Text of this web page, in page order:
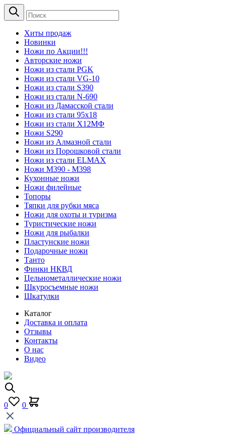
Хиты продаж
Новинки
Ножи по Акции!!!
Авторские ножи
Ножи из стали PGK
Ножи из стали VG-10
Ножи из стали S390
Ножи из стали N-690
Ножи из Дамасской стали
Ножи из стали 95х18
Ножи из стали Х12МФ
Ножи S290
Ножи из Алмазной стали
Ножи из Порошковой стали
Ножи из стали ELMAX
Ножи М390 - М398
Кухонные ножи
Ножи филейные
Топоры
Тяпки для рубки мяса
Ножи для охоты и туризма
Туристические ножи
Ножи для рыбалки
Пластунские ножи
Подарочные ножи
Танто
Финки НКВД
Цельнометаллические ножи
Шкуросъемные ножи
Шкатулки
Каталог
Доставка и оплата
Отзывы
Контакты
О нас
Видео
0 0
Официальный сайт производителя